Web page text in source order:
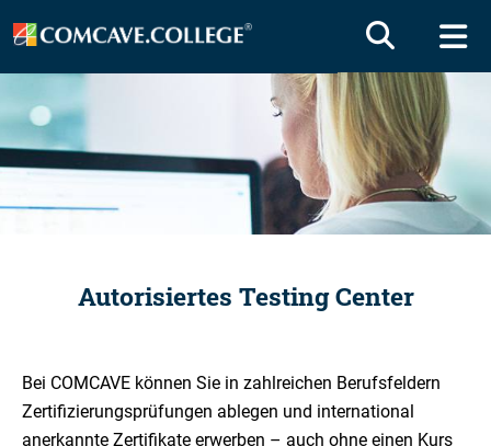
Autorisiertes Testing Center
Bei COMCAVE können Sie in zahlreichen Berufsfeldern
Zertifizierungsprüfungen ablegen und international
anerkannte Zertifikate erwerben – auch ohne einen Kurs